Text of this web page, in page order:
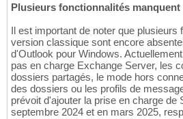
Plusieurs fonctionnalités manquent
Il est important de noter que plusieurs
version classique sont encore
d'Outlook pour Windows.
pas en charge Exchange Server, les
dossiers partagés, le mode hors
des dossiers ou les profils de
prévoit d'ajouter la prise en charge de
septembre 2024 et en mars 2025,